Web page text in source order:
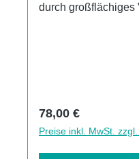
durch großflächiges
Regulärer Preis:
78,00 €
Preise inkl. MwSt.